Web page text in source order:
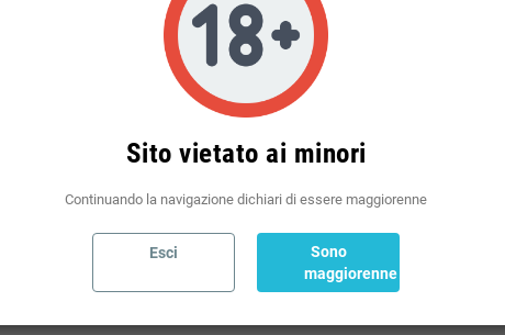
Politiche per le spedizioni
(modificale nel modulo Rassicurazioni cliente)
Sito vietato ai minori
Continuando la navigazione dichiari di essere maggiorenne
Esci
Sono
maggiorenne